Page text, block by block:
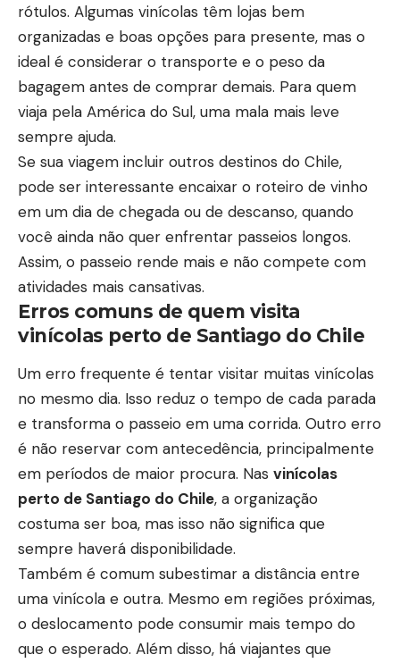
rótulos. Algumas vinícolas têm lojas bem
organizadas e boas opções para presente, mas o
ideal é considerar o transporte e o peso da
bagagem antes de comprar demais. Para quem
viaja pela América do Sul, uma mala mais leve
sempre ajuda.
Se sua viagem incluir outros destinos do Chile,
pode ser interessante encaixar o roteiro de vinho
em um dia de chegada ou de descanso, quando
você ainda não quer enfrentar passeios longos.
Assim, o passeio rende mais e não compete com
atividades mais cansativas.
Erros comuns de quem visita
vinícolas perto de Santiago do Chile
Um erro frequente é tentar visitar muitas vinícolas
no mesmo dia. Isso reduz o tempo de cada parada
e transforma o passeio em uma corrida. Outro erro
é não reservar com antecedência, principalmente
em períodos de maior procura. Nas vinícolas
perto de Santiago do Chile, a organização
costuma ser boa, mas isso não significa que
sempre haverá disponibilidade.
Também é comum subestimar a distância entre
uma vinícola e outra. Mesmo em regiões próximas,
o deslocamento pode consumir mais tempo do
que o esperado. Além disso, há viajantes que